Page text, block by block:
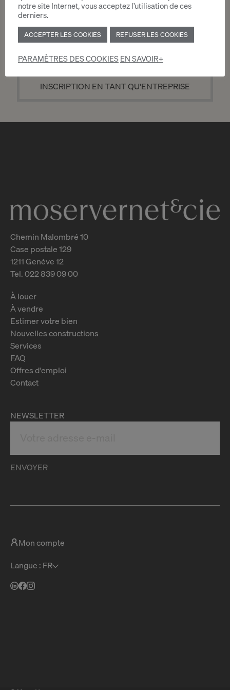
INSCRIPTION EN TANT QUE PARTICULIER
INSCRIPTION EN TANT QU'ENTREPRISE
Chemin Malombré 10
Case postale 129
1211 Genève 12
Tel. 022 839 09 00
À louer
À vendre
Estimer votre bien
Nouvelles constructions
Services
FAQ
Offres d'emploi
Contact
NEWSLETTER
ENVOYER
Mon compte
Langue : FR
notre site Internet, vous acceptez l’utilisation de ces
derniers.
ACCEPTER LES COOKIES REFUSER LES COOKIES
PARAMÈTRES DES COOKIESEN SAVOIR+